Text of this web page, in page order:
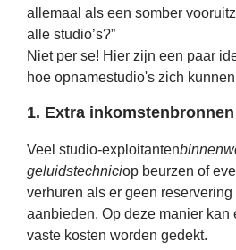
allemaal als een somber
alle studio’s?”
Niet per se! Hier zijn een paar
hoe opnamestudio's zich
1. Extra inkomstenbronnen
Veel studio-exploitanten
geluidstechniciop beurzen of
verhuren als er geen
aanbieden. Op deze manier kan
vaste kosten worden gedekt.